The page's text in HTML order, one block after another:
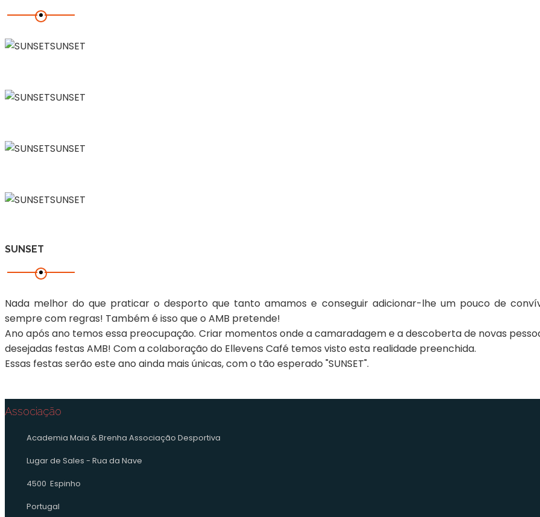
SUNSET
SUNSET
SUNSET
SUNSET
SUNSET
Nada melhor do que praticar o desporto que tanto amamos e conseguir adicionar-lhe um pouco de
sempre com regras! Também é isso que o AMB pretende!
Ano após ano temos essa preocupação. Criar momentos onde a camaradagem e a descoberta de novas
desejadas festas AMB! Com a colaboração do Ellevens Café temos visto esta realidade preenchida.
Essas festas serão este ano ainda mais únicas, com o tão esperado "SUNSET".
Associação
Academia Maia & Brenha Associação Desportiva
Lugar de Sales - Rua da Nave
4500 Espinho
Portugal